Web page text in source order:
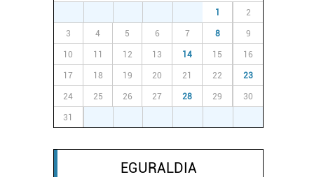
1 2
3 4 5 6 7 8 9
10 11 12 13 14 15 16
17 18 19 20 21 22 23
24 25 26 27 28 29 30
31
EGURALDIA